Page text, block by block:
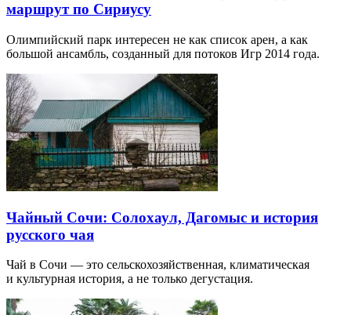
маршрут по Сириусу
Олимпийский парк интересен не как список арен, а как
большой ансамбль, созданный для потоков Игр 2014 года.
Чайный Сочи: Солохаул, Дагомыс и история
русского чая
Чай в Сочи — это сельскохозяйственная, климатическая
и культурная история, а не только дегустация.